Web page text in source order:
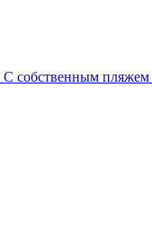
С собственным пляжем